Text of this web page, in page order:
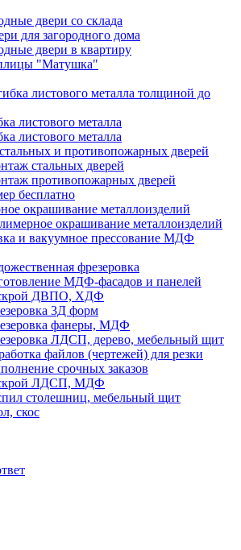
двери со склада
для загородного дома
двери в квартиру
"Матушка"
листового металла толщиной до
листового металла
листового металла
и противопожарных дверей
стальных дверей
противопожарных дверей
бесплатно
окрашивание металлоизделий
окрашивание металлоизделий
и вакуумное прессование МДФ
фрезеровка
МДФ-фасадов и панелей
ДВПО, ХДФ
3Д форм
фанеры, МДФ
ЛДСП, дерево, мебельный щит
файлов (чертежей) для резки
срочных заказов
ЛДСП, МДФ
столешниц, мебельный щит
скос